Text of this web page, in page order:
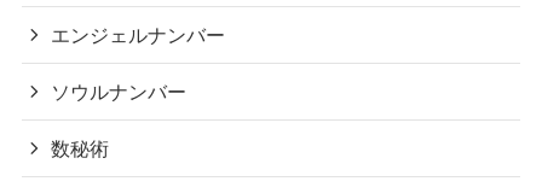
エンジェルナンバー
ソウルナンバー
数秘術